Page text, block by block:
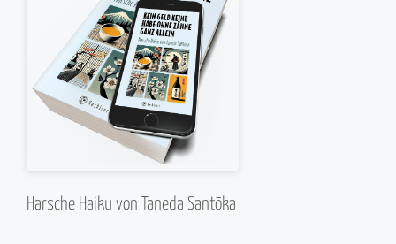
Harsche Haiku von Taneda Santōka